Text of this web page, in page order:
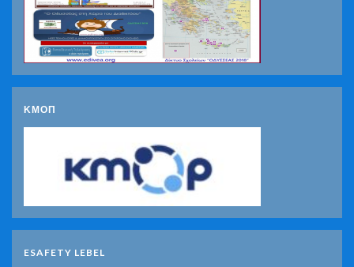
ΚΜΟΠ
ESAFETY LEBEL